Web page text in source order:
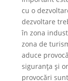
cu o
dezvoltare
în zona
zona de
aduce
siguranța și
provocări